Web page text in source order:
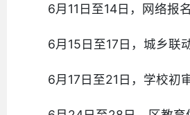
6月11日至14日，网络报
6月15日至17日，城乡联
6月17日至21日，学校初